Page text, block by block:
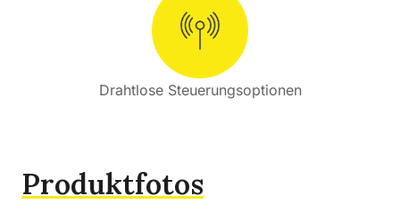
Drahtlose Steuerungsoptionen
Produktfotos